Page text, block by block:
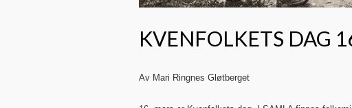
KVENFOLKETS DAG
Av Mari Ringnes Gløtberget